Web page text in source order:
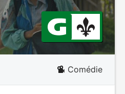
Comédie